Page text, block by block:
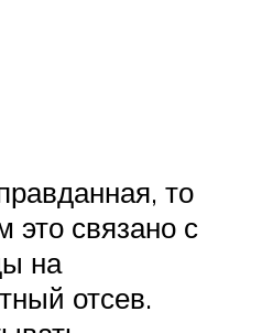
то
это связано с
на
отсев.